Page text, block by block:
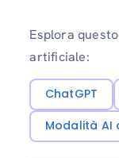
Esplora
artificiale:
ChatGPT
Modalità AI